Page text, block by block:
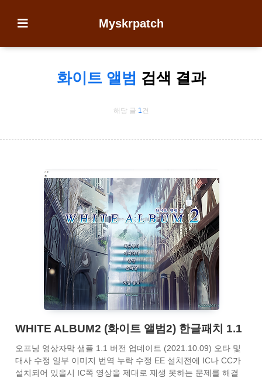
Myskrpatch
화이트 앨범 검색 결과
해당 글 1건
WHITE ALBUM2 (화이트 앨범2) 한글패치 1.1
오프닝 영상자막 샘플 1.1 버전 업데이트 (2021.10.09) 오타 및
대사 수정 일부 이미지 번역 누락 수정 EE 설치전에 IC나 CC가
설치되어 있을시 IC쪽 영상을 제대로 재생 못하는 문제를 해결